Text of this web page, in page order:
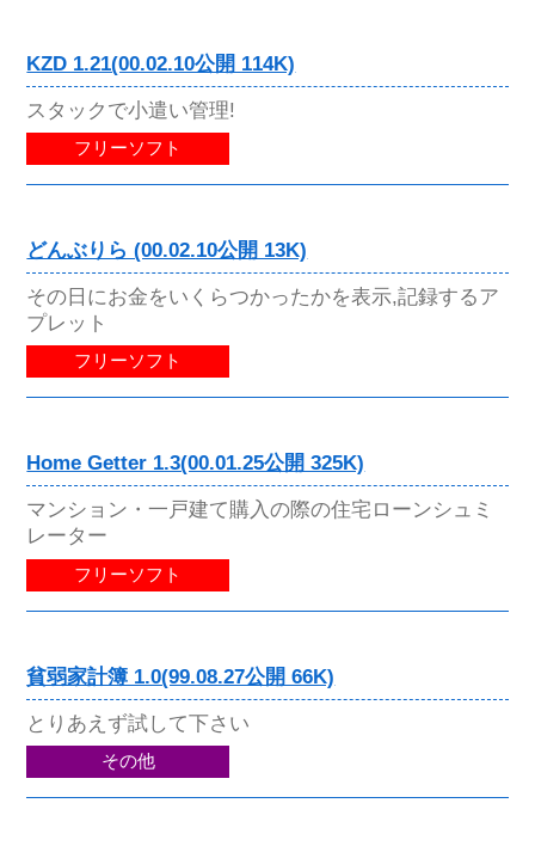
KZD 1.21(00.02.10公開 114K)
スタックで小遣い管理!
フリーソフト
どんぶりら (00.02.10公開 13K)
その日にお金をいくらつかったかを表示,記録するア
プレット
フリーソフト
Home Getter 1.3(00.01.25公開 325K)
マンション・一戸建て購入の際の住宅ローンシュミ
レーター
フリーソフト
貧弱家計簿 1.0(99.08.27公開 66K)
とりあえず試して下さい
その他